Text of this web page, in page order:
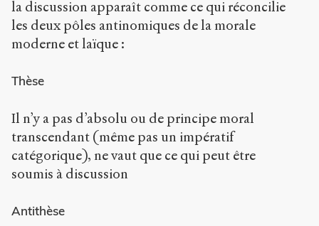
la discussion apparaît comme ce qui réconcilie
les deux pôles antinomiques de la morale
moderne et laïque :
Thèse
Il n’y a pas d’absolu ou de principe moral
transcendant (même pas un impératif
catégorique), ne vaut que ce qui peut être
soumis à discussion
Antithèse